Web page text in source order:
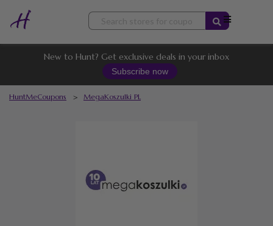
Skip
content
New to Hunt? Get exclusive deals in your inbox
Subscribe now
HuntMeCoupons > MegaKoszulki PL